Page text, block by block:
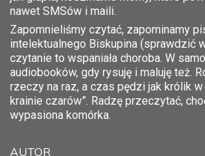
nawet SMSów i maili.
Zapomnieliśmy czytać, zapominamy
intelektualnego Biskupina (sprawdzić
czytanie to wspaniała choroba. W
audiobooków, gdy rysuję i maluję też.
rzeczy na raz, a czas pędzi jak królik
krainie czarów”. Radzę przeczytać,
wypasiona komórka.
AUTOR